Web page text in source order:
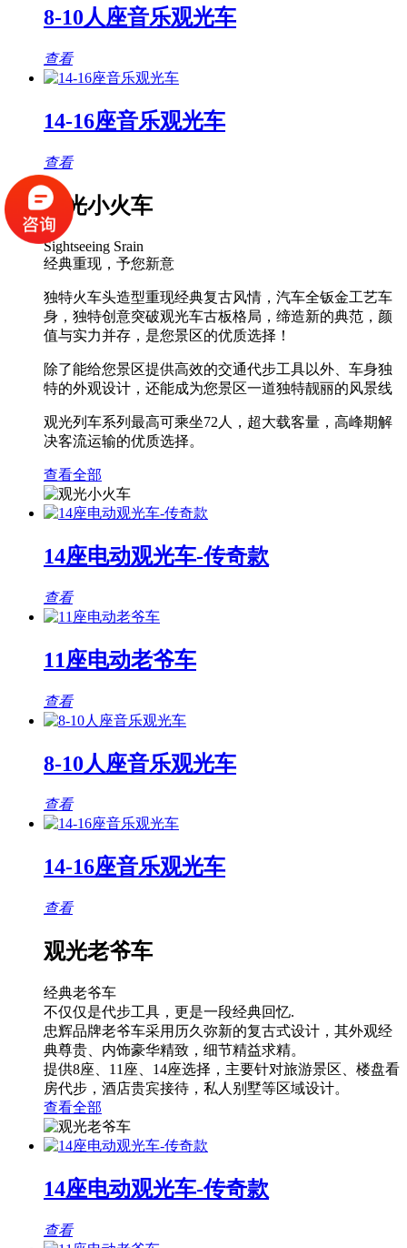
8-10人座音乐观光车
查看
14-16座音乐观光车
查看
观光小火车
Sightseeing Srain
经典重现，予您新意
独特火车头造型重现经典复古风情，汽车全钣金工艺车
身，独特创意突破观光车古板格局，缔造新的典范，颜
值与实力并存，是您景区的优质选择！
除了能给您景区提供高效的交通代步工具以外、车身独
特的外观设计，还能成为您景区一道独特靓丽的风景线
观光列车系列最高可乘坐72人，超大载客量，高峰期解
决客流运输的优质选择。
查看全部
14座电动观光车-传奇款
查看
11座电动老爷车
查看
8-10人座音乐观光车
查看
14-16座音乐观光车
查看
观光老爷车
经典老爷车
不仅仅是代步工具，更是一段经典回忆.
忠辉品牌老爷车采用历久弥新的复古式设计，其外观经
典尊贵、内饰豪华精致，细节精益求精。
提供8座、11座、14座选择，主要针对旅游景区、楼盘看
房代步，酒店贵宾接待，私人别墅等区域设计。
查看全部
14座电动观光车-传奇款
查看